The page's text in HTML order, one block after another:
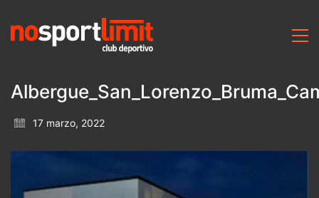
17 marzo, 2022